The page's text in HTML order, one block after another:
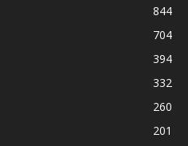
844
704
394
332
260
201